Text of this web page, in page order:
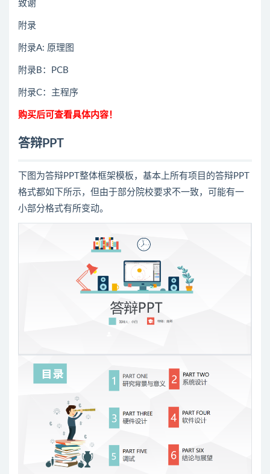
致谢
附录
附录A: 原理图
附录B：PCB
附录C：主程序
购买后可查看具体内容！
答辩PPT
下图为答辩PPT整体框架模板，基本上所有项目的答辩PPT
格式都如下所示，但由于部分院校要求不一致，可能有一
小部分格式有所变动。